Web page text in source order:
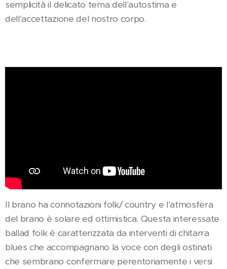
semplicità il delicato tema dell'autostima e
dell'accettazione del nostro corpo.
Il brano ha connotazioni folk/ country e l'atmosfera
del brano è solare ed ottimistica. Questa interessate
ballad folk è caratterizzata da interventi di chitarra
blues che accompagnano la voce con degli ostinati
che sembrano confermare perentoriamente i versi